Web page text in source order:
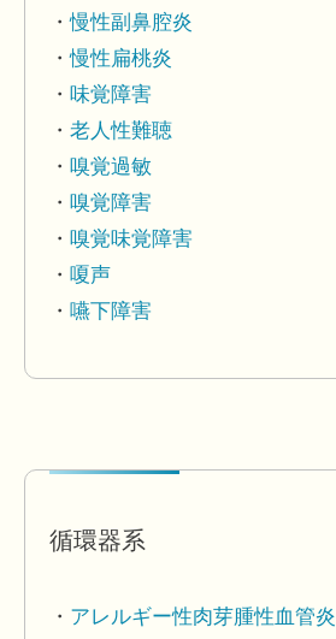
慢性副鼻腔炎
慢性扁桃炎
味覚障害
老人性難聴
嗅覚過敏
嗅覚障害
嗅覚味覚障害
嗄声
嚥下障害
循環器系
アレルギー性肉芽腫性血管炎